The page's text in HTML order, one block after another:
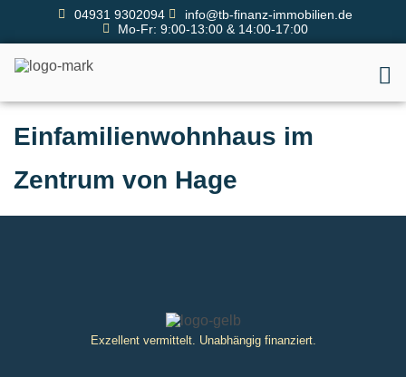
04931 9302094
info@tb-finanz-immobilien.de
Mo-Fr: 9:00-13:00 & 14:00-17:00
Einfamilienwohnhaus im
Zentrum von Hage
Exzellent vermittelt. Unabhängig finanziert.